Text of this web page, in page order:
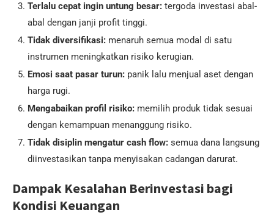
Terlalu cepat ingin untung besar: tergoda investasi abal-
abal dengan janji profit tinggi.
Tidak diversifikasi: menaruh semua modal di satu
instrumen meningkatkan risiko kerugian.
Emosi saat pasar turun: panik lalu menjual aset dengan
harga rugi.
Mengabaikan profil risiko: memilih produk tidak sesuai
dengan kemampuan menanggung risiko.
Tidak disiplin mengatur cash flow: semua dana langsung
diinvestasikan tanpa menyisakan cadangan darurat.
Dampak Kesalahan Berinvestasi bagi
Kondisi Keuangan